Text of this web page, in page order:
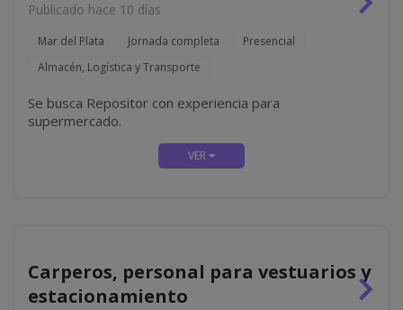
Publicado hace 10 días
Mar del Plata Jornada completa
Presencial
Almacén, Logística y Transporte
Se busca Repositor con experiencia para
supermercado.
Carperos, personal para vestuarios y
estacionamiento